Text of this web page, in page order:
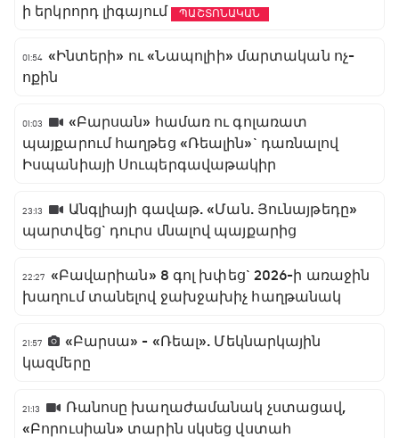
ի երկրորդ լիգայում
ՊԱՇՏՈՆԱԿԱՆ
01:54 «Ինտերի» ու «Նապոլիի» մարտական ոչ-
ոքին
01:03
«Բարսան» համառ ու գոլառատ
պայքարում հաղթեց «Ռեալին»` դառնալով
Իսպանիայի Սուպերգավաթակիր
23:13
Անգլիայի գավաթ. «Ման. Յունայթեդը»
պարտվեց` դուրս մնալով պայքարից
22:27 «Բավարիան» 8 գոլ խփեց` 2026-ի առաջին
խաղում տանելով ջախջախիչ հաղթանակ
21:57
«Բարսա» - «Ռեալ». Մեկնարկային
կազմերը
21:13
Ռանոսը խաղաժամանակ չստացավ,
«Բորուսիան» տարին սկսեց վստահ